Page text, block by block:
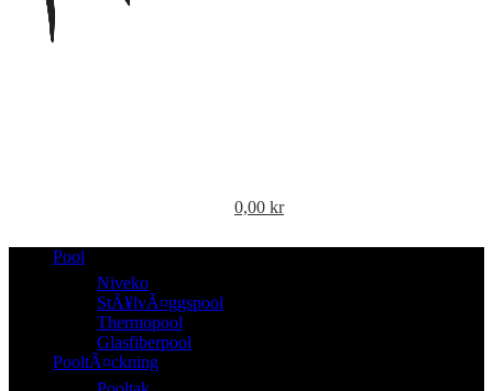
0,00 kr
Pool
Niveko
StÃ¥lvÃ¤ggspool
Thermopool
Glasfiberpool
PooltÃ¤ckning